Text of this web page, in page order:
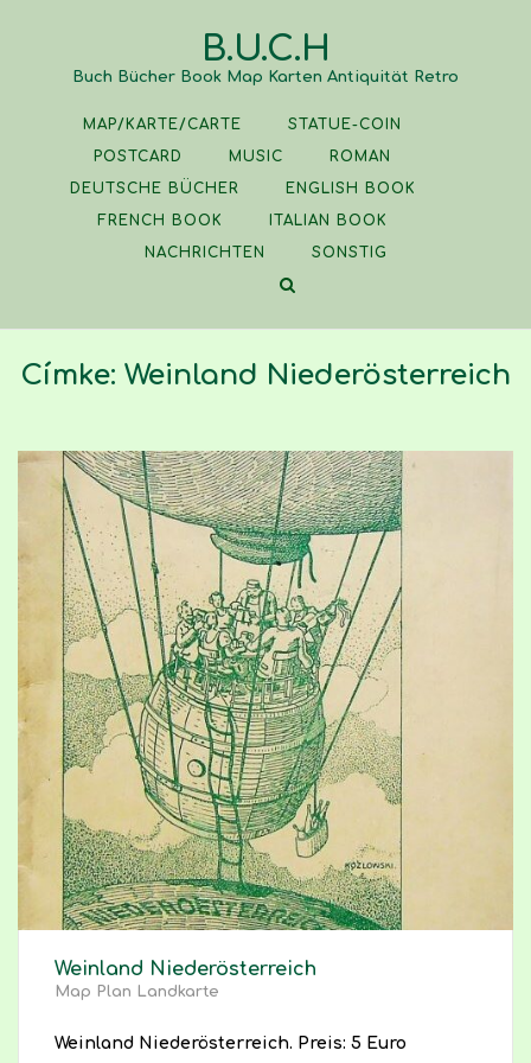
B.U.C.H
Buch Bücher Book Map Karten Antiquität Retro
MAP/KARTE/CARTE
STATUE-COIN
POSTCARD
MUSIC
ROMAN
DEUTSCHE BÜCHER
ENGLISH BOOK
FRENCH BOOK
ITALIAN BOOK
NACHRICHTEN
SONSTIG
Címke: Weinland Niederösterreich
Weinland Niederösterreich
Map Plan Landkarte
Weinland Niederösterreich. Preis: 5 Euro